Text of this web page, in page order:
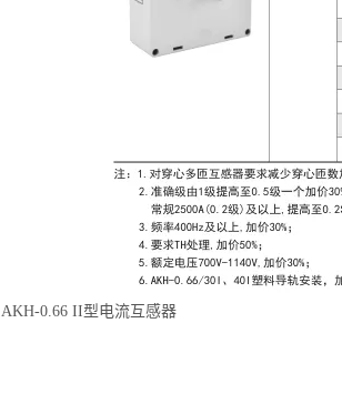
AKH-0.66 II型电流互感器